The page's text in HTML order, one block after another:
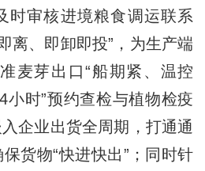
时审核进境粮食调运联系
离、即卸即投”，为生产端
麦芽出口“船期紧、温控
小时”预约查检与植物检疫
企业出货全周期，打通通
货物“快进快出”；同时针